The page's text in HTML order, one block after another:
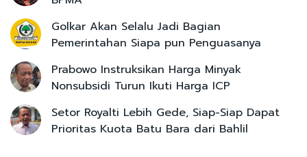
Golkar Akan Selalu Jadi Bagian
Pemerintahan Siapa pun Penguasanya
Prabowo Instruksikan Harga Minyak
Nonsubsidi Turun Ikuti Harga ICP
Setor Royalti Lebih Gede, Siap-Siap Dapat
Prioritas Kuota Batu Bara dari Bahlil